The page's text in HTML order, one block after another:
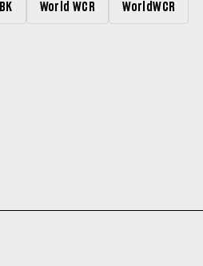
World WCR WorldWCR